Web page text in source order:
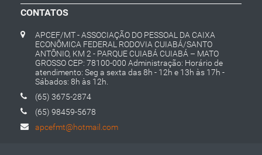
CONTATOS
APCEF/MT - ASSOCIAÇÃO DO PESSOAL DA CAIXA
ECONÔMICA FEDERAL RODOVIA CUIABÁ/SANTO
ANTÔNIO, KM 2 - PARQUE CUIABÁ CUIABÁ – MATO
GROSSO CEP: 78100-000 Administração: Horário de
atendimento: Seg a sexta das 8h - 12h e 13h às 17h -
Sábados: 8h às 12h.
(65) 3675-2874
(65) 98459-5678
apcefmt@hotmail.com